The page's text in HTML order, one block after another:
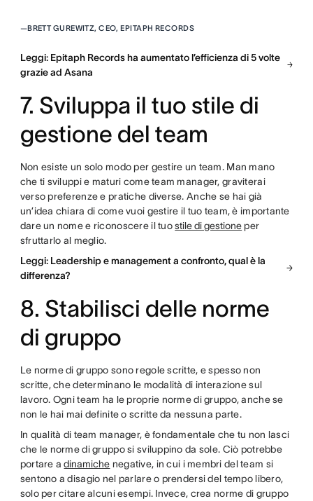
—BRETT GUREWITZ, CEO, EPITAPH RECORDS
Leggi: Epitaph Records ha aumentato l’efficienza di 5 volte
grazie ad Asana
7. Sviluppa il tuo stile di
gestione del team
Non esiste un solo modo per gestire un team. Man mano
che ti sviluppi e maturi come team manager, graviterai
verso preferenze e pratiche diverse. Anche se hai già
un’idea chiara di come vuoi gestire il tuo team, è importante
dare un nome e riconoscere il tuostile di gestione per
sfruttarlo al meglio.
Leggi: Leadership e management a confronto, qual è la
differenza?
8. Stabilisci delle norme
di gruppo
Le norme di gruppo sono regole scritte, e spesso non
scritte, che determinano le modalità di interazione sul
lavoro. Ogni team ha le proprie norme di gruppo, anche se
non le hai mai definite o scritte da nessuna parte.
In qualità di team manager, è fondamentale che tu non lasci
che le norme di gruppo si sviluppino da sole. Ciò potrebbe
portare adinamiche negative, in cui i membri del team si
sentono a disagio nel parlare o prendersi del tempo libero,
solo per citare alcuni esempi. Invece, crea norme di gruppo